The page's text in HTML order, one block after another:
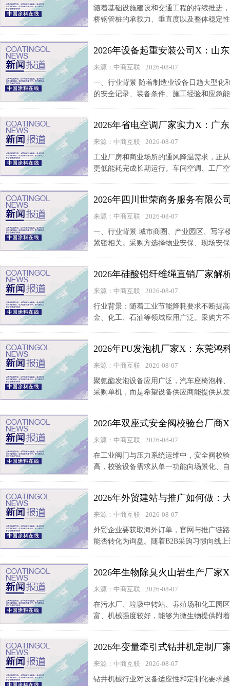
随着基础设施建设和交通工程的持续推进
桥钢管桩的承载力、垂直度以及整体稳定
2026年设备起重安装公司X：山
来源：中商互联
2026-08-07
一、行业背景 随着制造业设备日趋大型化
的安全记录、装备条件、施工经验和应急
2026年省电空调厂家实力X：广
来源：中商互联
2026-08-07
工业厂房和商业场所的通风降温需求，正
更低能耗完成长期运行。车间空调、工厂
2026年四川世荣商务服务有限公
来源：中商互联
2026-08-07
一、行业背景 城市商圈、产业园区、写字
紧密相关。采购方选择物业安保、现场安
2026年硅酸铝纤维绳直销厂家解
来源：中商互联
2026-08-07
行业背景：随着工业节能降耗要求不断提
金、化工、石油等领域应用广泛。采购方
2026年PU发泡机厂家X：东莞鸿
来源：中商互联
2026-08-07
聚氨酯发泡设备应用广泛，汽车座椅泡棉
采购单机，而是希望设备供应商能提供从
2026年双座式安全阀校验台厂商
来源：中商互联
2026-08-07
在工业阀门与压力系统运维中，安全阀校
高，校验设备需求从单一功能向场景化、
2026年外贸建站与推广如何做：
来源：中商互联
2026-08-07
外贸企业要获取海外订单，官网与推广链
能否转化为询盘。随着B2B采购习惯向线
2026年生物除臭火山岩生产厂家
来源：中商互联
2026-08-07
在污水厂、垃圾中转站、养殖场和化工园
富、机械强度较好，能够为微生物提供附
2026年变量牵引式钻井机定制厂
来源：中商互联
2026-08-07
钻井机械行业对设备适应性和定制化要求